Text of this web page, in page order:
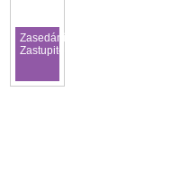
Zasedání
Zastupitelstva